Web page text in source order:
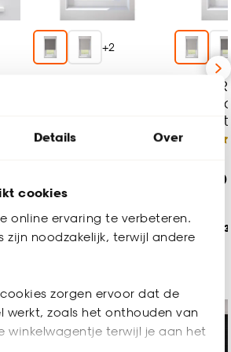
Details Over
cookies
online ervaring te verbeteren.
zijn noodzakelijk, terwijl andere
zorgen ervoor dat de
werkt, zoals het onthouden van
winkelwagentje terwijl je aan het
+2
Bezorgen 3 weken
Fenstr
Fiene
Bezorgen
-20% -20%